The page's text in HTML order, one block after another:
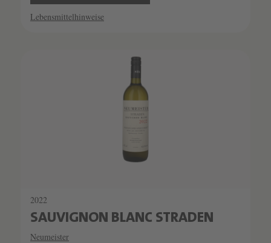
Lebensmittelhinweise
2022
SAUVIGNON BLANC STRADEN
Neumeister